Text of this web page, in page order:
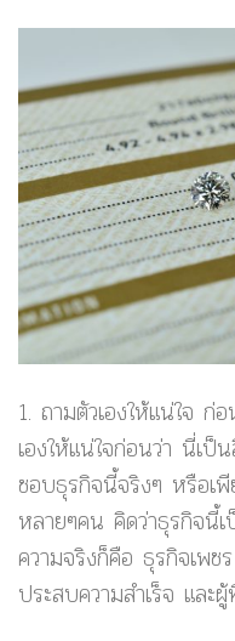
1. ถามตัวเองให้แน่ใจ ก่อ
เองให้แน่ใจก่อนว่า นี่เป็
ชอบธุรกิจนี้จริงๆ หรือเพี
หลายๆคน คิดว่าธุรกิจนี้
ความจริงก็คือ ธุรกิจเพ
ประสบความสำเร็จ และ